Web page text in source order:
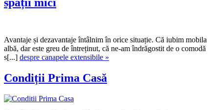
Avantaje și dezavantaje întâlnim în orice situație. Că iubim mobila
albă, dar este greu de întreținut, că ne-am îndrăgostit de o comodă
s[...] despre canapele extensibile »
Condiții Prima Casă